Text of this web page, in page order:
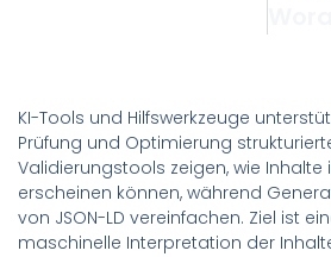
KI-Tools und Hilfswerkzeuge
Prüfung und Optimierung
Validierungstools zeigen, wie Inhalte
erscheinen können, während
von JSON-LD vereinfachen. Ziel ist
maschinelle Interpretation der